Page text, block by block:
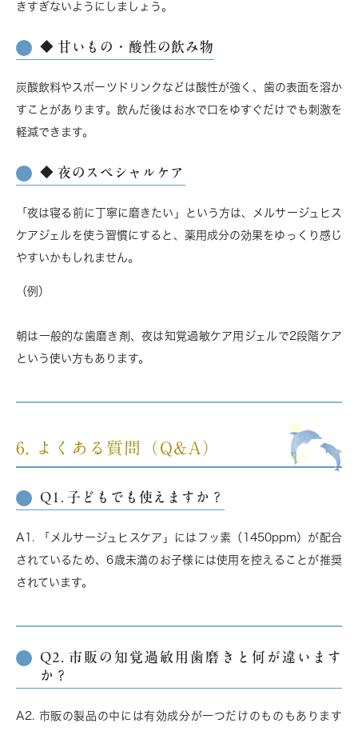
きすぎないようにしましょう。
◆ 甘いもの・酸性の飲み物
炭酸飲料やスポーツドリンクなどは酸性が強く、歯の表面を溶か
すことがあります。飲んだ後はお水で口をゆすぐだけでも刺激を
軽減できます。
◆ 夜のスペシャルケア
「夜は寝る前に丁寧に磨きたい」という方は、メルサージュヒス
ケアジェルを使う習慣にすると、薬用成分の効果をゆっくり感じ
やすいかもしれません。
（例）
朝は一般的な歯磨き剤、夜は知覚過敏ケア用ジェルで2段階ケア
という使い方もあります。
6. よくある質問（Q&A）
Q1. 子どもでも使えますか？
A1. 「メルサージュヒスケア」には フッ素（1450ppm）が配合
されているため、6歳未満のお子様には使用を控えることが推奨
されています。
Q2. 市販の知覚過敏用歯磨きと何が違います
か？
A2. 市販の製品の中には有効成分が一つだけのものもあります